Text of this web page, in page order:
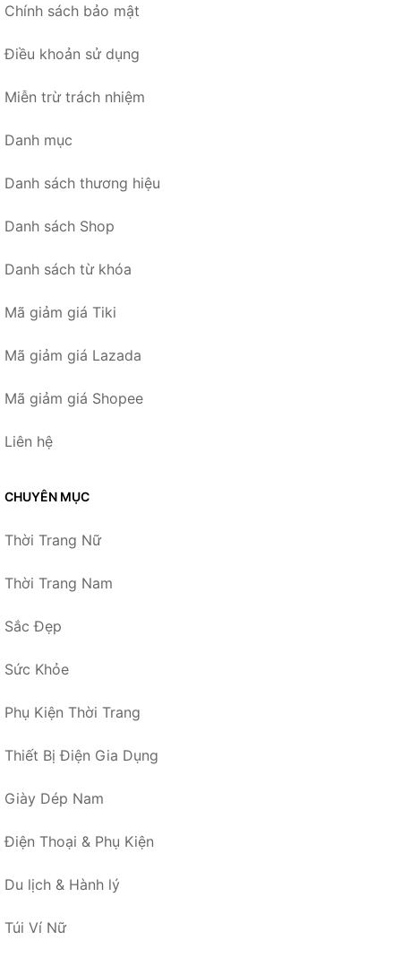
Chính sách bảo mật
Điều khoản sử dụng
Miễn trừ trách nhiệm
Danh mục
Danh sách thương hiệu
Danh sách Shop
Danh sách từ khóa
Mã giảm giá Tiki
Mã giảm giá Lazada
Mã giảm giá Shopee
Liên hệ
CHUYÊN MỤC
Thời Trang Nữ
Thời Trang Nam
Sắc Đẹp
Sức Khỏe
Phụ Kiện Thời Trang
Thiết Bị Điện Gia Dụng
Giày Dép Nam
Điện Thoại & Phụ Kiện
Du lịch & Hành lý
Túi Ví Nữ